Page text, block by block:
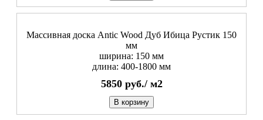
Массивная доска Antic Wood Дуб Ибица Рустик 150
мм
ширина: 150 мм
длина: 400-1800 мм
5850 руб./ м2
В корзину